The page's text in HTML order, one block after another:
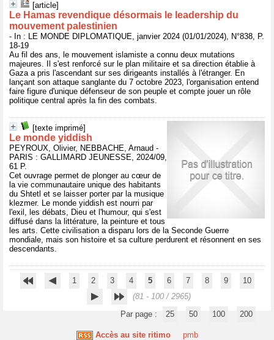
[article]
Le Hamas revendique désormais le leadership du
mouvement palestinien
- In : LE MONDE DIPLOMATIQUE, janvier 2024 (01/01/2024), N°838, P.
18-19
Au fil des ans, le mouvement islamiste a connu deux mutations
majeures. Il s'est renforcé sur le plan militaire et sa direction établie à
Gaza a pris l'ascendant sur ses dirigeants installés à l'étranger. En
lançant son attaque sanglante du 7 octobre 2023, l'organisation entend
faire figure d'unique défenseur de son peuple et compte jouer un rôle
politique central après la fin des combats.
[texte imprimé]
Le monde yiddish
PEYROUX, Olivier, NEBBACHE, Arnaud -
PARIS : GALLIMARD JEUNESSE, 2024/09,
61 P.
Cet ouvrage permet de plonger au cœur de
la vie communautaire unique des habitants
du Shtetl et se laisser porter par la musique
klezmer. Le monde yiddish est nourri par
l'exil, les débats, Dieu et l'humour, qui s'est
diffusé dans la littérature, la peinture et tous
les arts. Cette civilisation a disparu lors de la Seconde Guerre
mondiale, mais son histoire et sa culture perdurent et résonnent en ses
descendants.
1 2 3 4 5 6 7 8 9
10
(81 - 100 / 2965)
Par page :
25 50 100 200
Accès au site ritimo pmb